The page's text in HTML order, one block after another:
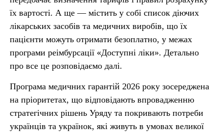
їх вартості. А ще — містить у собі список діючих
лікарських засобів та медичних виробів, що їх
пацієнти можуть отримати безоплатно, у межах
програми реімбурсації «Доступні ліки». Детально
про все це розповідаємо далі.
Програма медичних гарантій 2026 року зосереджена
на пріоритетах, що відповідають впровадженню
стратегічних рішень Уряду та покривають потреби
українців та українок, які живуть в умовах великої